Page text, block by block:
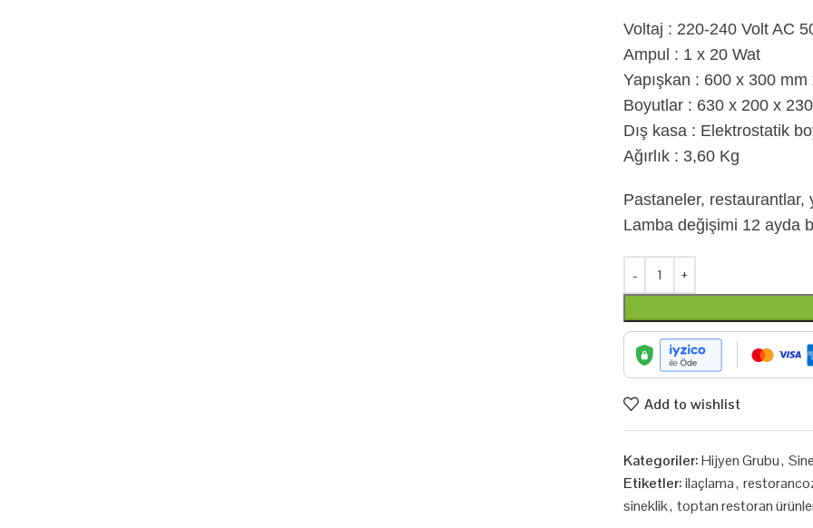
Voltaj : 220-240 Volt AC
Ampul : 1 x 20 Wat
Yapışkan : 600 x 300
Boyutlar : 630 x 200 x
Dış kasa : Elektrostatik
Ağırlık : 3,60 Kg
Pastaneler, restaurantlar,
Lamba değişimi 12 ayda
Add to wishlist
Kategoriler:Hijyen Grubu,
Etiketler:ilaçlama,
sineklik, toptan restoran